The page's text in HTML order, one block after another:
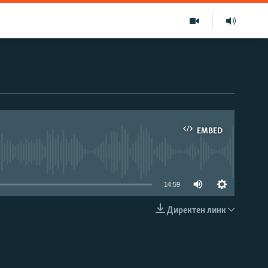
EMBED
EMBED
14:59
Директен линк